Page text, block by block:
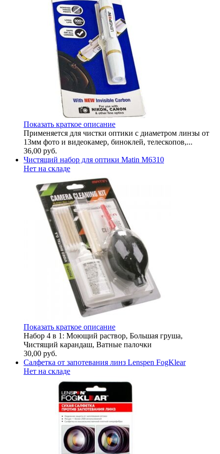
Показать краткое описание
Применяется для чистки оптики с диаметром линзы от
13мм фото и видеокамер, биноклей, телескопов,...
36,00 руб.
Чистящий набор для оптики Matin M6310
Нет на складе
Показать краткое описание
Набор 4 в 1: Моющий раствор, Большая груша,
Чистящий карандаш, Ватные палочки
30,00 руб.
Салфетка от запотевания линз Lenspen FogKlear
Нет на складе